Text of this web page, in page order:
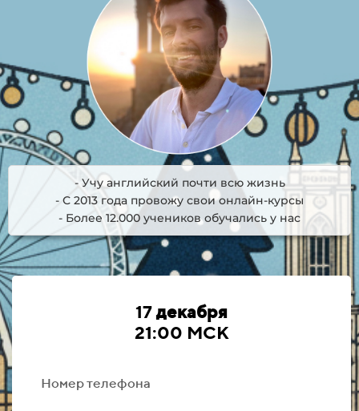
- Учу английский почти всю жизнь
- С 2013 года провожу свои онлайн-курсы
- Более 12.000 учеников обучались у нас
17декабря
21:00 МСК
Номер телефона